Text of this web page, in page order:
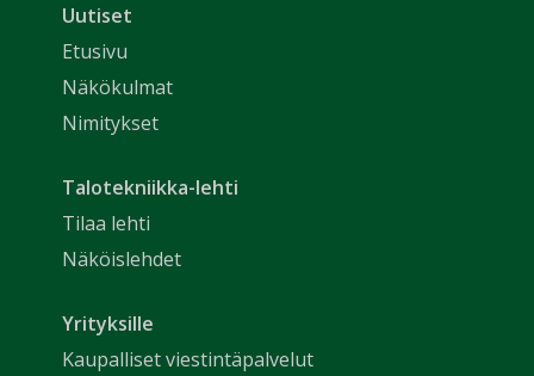
Uutiset
Etusivu
Näkökulmat
Nimitykset
Talotekniikka-lehti
Tilaa lehti
Näköislehdet
Yrityksille
Kaupalliset viestintäpalvelut